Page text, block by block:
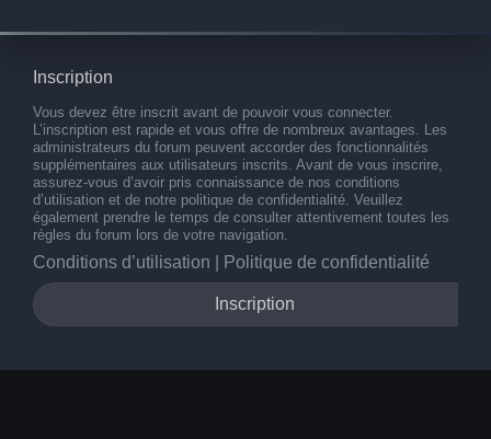
Inscription
Vous devez être inscrit avant de pouvoir vous connecter.
L’inscription est rapide et vous offre de nombreux avantages. Les
administrateurs du forum peuvent accorder des fonctionnalités
supplémentaires aux utilisateurs inscrits. Avant de vous inscrire,
assurez-vous d’avoir pris connaissance de nos conditions
d’utilisation et de notre politique de confidentialité. Veuillez
également prendre le temps de consulter attentivement toutes les
règles du forum lors de votre navigation.
Conditions d’utilisation Politique de confidentialité
Inscription